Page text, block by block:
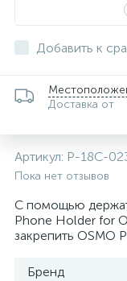
Добавить к
Доставка от
Артикул: P-18C-
Пока нет отзывов
С помощью
Phone Holder for
закрепить OSMO
Бренд